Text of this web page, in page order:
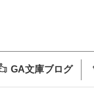
GA文庫ブログ